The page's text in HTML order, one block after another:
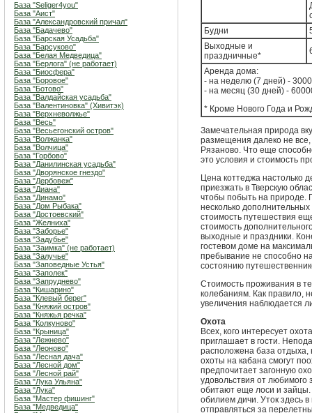
База "Seliger4you"
База "Аист"
База "Александровский причал"
База "Бадачево"
База "Барская Усадьба"
База "Барсуково"
База "Белая Медведица"
База "Берлога" (не работает)
База "Биосфера"
База "Боровое"
База "Ботово"
База "Валдайская усадьба"
База "Валентиновка" (Хивитэк)
База "Верхневолжье"
База "Весь"
База "Весьегонский остров"
База "Волжанка"
База "Волчица"
База "Горбово"
База "Данилинская усадьба"
База "Дворянское гнездо"
База "Дербовеж"
База "Диана"
База "Динамо"
База "Дом Рыбака"
База "Достоевский"
База "Желниха"
База "Заборье"
База "Задубье"
База "Заимка" (не работает)
База "Залучье"
База "Заповедные Устья"
База "Заполек"
База "Запруднево"
База "Кишарино"
База "Клевый берег"
База "Княжий остров"
База "Княжья речка"
База "Колкуново"
База "Крыница"
База "Лежнево"
База "Леоново"
База "Лесная дача"
База "Лесной дом"
База "Лесной рай"
База "Лука Ульяна"
База "Лука"
База "Мастер фишинг"
База "Медведица"
Будни
Выходные и
праздничные*
Аренда дома:
- на неделю (7 дней) -
- на месяц (30 дней) -
* Кроме Нового Года и
Замечательная природа
размещения далеко не все,
Рязаново. Что еще
это условия и стоимость
Цена коттеджа настолько
приезжать в Тверскую
чтобы побыть на природе.
несколько
стоимость путешествия
стоимость
выходные и праздники.
гостевом доме на
пребывание не способно
состоянию
Стоимость проживания в
колебаниям. Как правило,
увеличения наблюдается
Охота
Всех, кого интересует
приглашает в гости.
расположена база отдыха,
охоты на кабана смогут
предпочитает загонную
удовольствия от любимого
обитают еще лоси и зайцы.
обилием дичи. Уток здесь
отправляться за